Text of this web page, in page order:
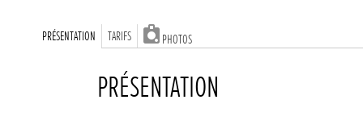
PRÉSENTATION TARIFS PHOTOS
PRÉSENTATION